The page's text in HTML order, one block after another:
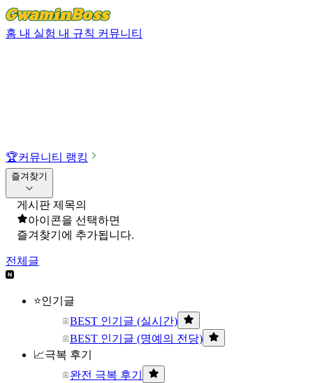
홈 내 실험 내 규칙 커뮤니티
🏆커뮤니티 랭킹
즐겨찾기
게시판 제목의
아이콘을 선택하면
즐겨찾기에 추가됩니다.
전체글
⭐인기글
BEST 인기글 (실시간)
BEST 인기글 (명예의 전당)
📈극복 후기
완전 극복 후기